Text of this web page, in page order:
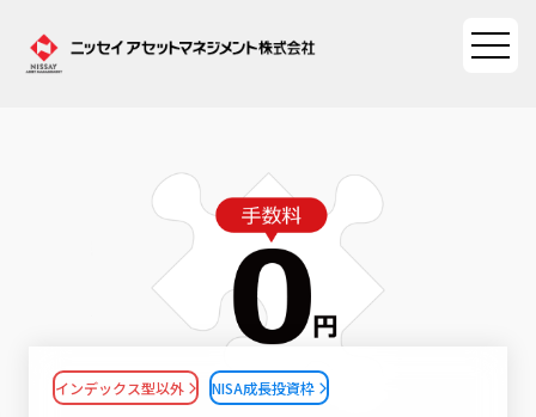
ファンド情報
基準価額一覧
ファンド比較
マーケット情報
マーケット情報TOP
マーケット指数
資産形成ポータル
資産形成ポータルTOP
サステナビリティ
インデックス型以外 NISA成長投資枠